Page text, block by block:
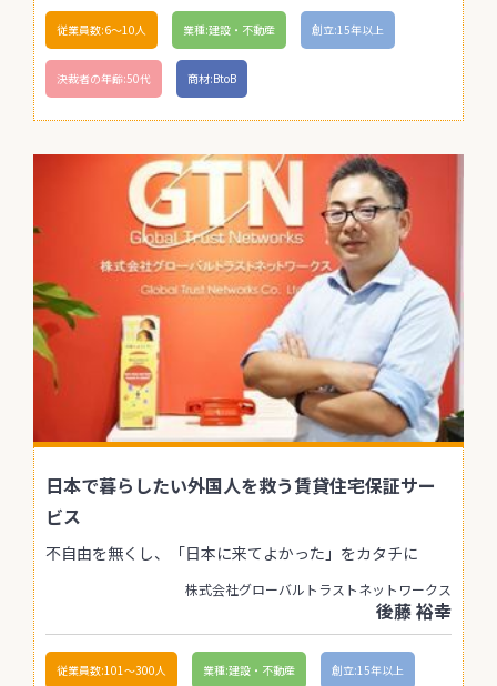
従業員数:6～10人 業種:建設・不動産 創立:15年以上
決裁者の年齢:50代 商材:BtoB
日本で暮らしたい外国人を救う賃貸住宅保証サー
ビス
不自由を無くし、「日本に来てよかった」をカタチに
株式会社グローバルトラストネットワークス
後藤 裕幸
従業員数:101〜300人 業種:建設・不動産 創立:15年以上